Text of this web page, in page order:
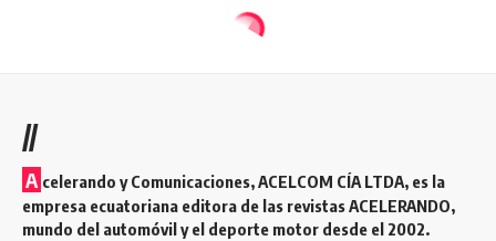
//
A celerando y Comunicaciones, ACELCOM CÍA LTDA, es la
empresa ecuatoriana editora de las revistas ACELERANDO,
mundo del automóvil y el deporte motor desde el 2002.